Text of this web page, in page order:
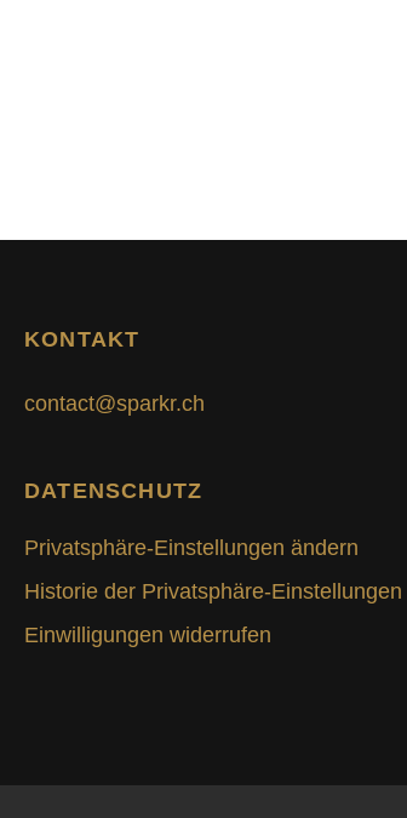
KONTAKT
contact@sparkr.ch
DATENSCHUTZ
Privatsphäre-Einstellungen ändern
Historie der Privatsphäre-Einstellungen
Einwilligungen widerrufen